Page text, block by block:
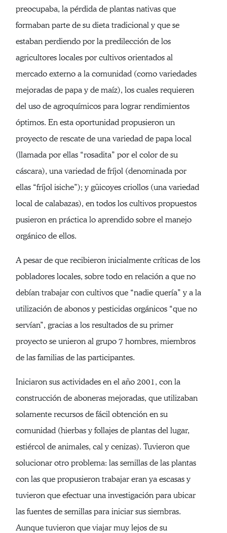
preocupaba, la pérdida de plantas nativas que
formaban parte de su dieta tradicional y que se
estaban perdiendo por la predilección de los
agricultores locales por cultivos orientados al
mercado externo a la comunidad (como variedades
mejoradas de papa y de maíz), los cuales requieren
del uso de agroquímicos para lograr rendimientos
óptimos. En esta oportunidad propusieron un
proyecto de rescate de una variedad de papa local
(llamada por ellas “rosadita” por el color de su
cáscara), una variedad de fríjol (denominada por
ellas “fríjol isiche”); y güicoyes criollos (una variedad
local de calabazas), en todos los cultivos propuestos
pusieron en práctica lo aprendido sobre el manejo
orgánico de ellos.
A pesar de que recibieron inicialmente críticas de los
pobladores locales, sobre todo en relación a que no
debían trabajar con cultivos que “nadie quería” y a la
utilización de abonos y pesticidas orgánicos “que no
servían”, gracias a los resultados de su primer
proyecto se unieron al grupo 7 hombres, miembros
de las familias de las participantes.
Iniciaron sus actividades en el año 2001, con la
construcción de aboneras mejoradas, que utilizaban
solamente recursos de fácil obtención en su
comunidad (hierbas y follajes de plantas del lugar,
estiércol de animales, cal y cenizas). Tuvieron que
solucionar otro problema: las semillas de las plantas
con las que propusieron trabajar eran ya escasas y
tuvieron que efectuar una investigación para ubicar
las fuentes de semillas para iniciar sus siembras.
Aunque tuvieron que viajar muy lejos de su